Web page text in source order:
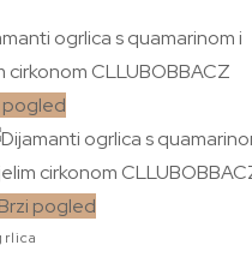
pogled
Brzi pogled